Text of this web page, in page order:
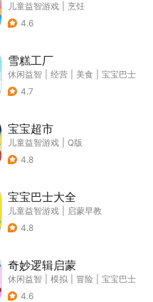
儿童益智游戏
烹饪
4.6
雪糕工厂
休闲益智 经营 美食
宝宝巴士
4.7
宝宝超市
儿童益智游戏
Q版
4.8
宝宝巴士大全
儿童益智游戏
启蒙早教
4.8
奇妙逻辑启蒙
休闲益智 模拟 冒险
宝宝巴士
4.6